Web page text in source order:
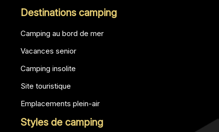
Destinations camping
Camping au bord de mer
Vacances senior
Camping insolite
Site touristique
Emplacements plein-air
Styles de camping